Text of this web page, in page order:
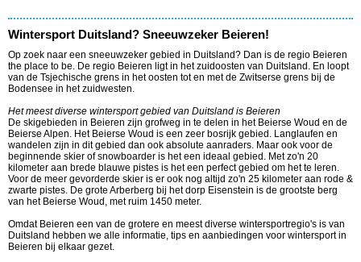
Wintersport Duitsland? Sneeuwzeker Beieren!
Op zoek naar een sneeuwzeker gebied in Duitsland? Dan is de regio Beieren
the place to be. De regio Beieren ligt in het zuidoosten van Duitsland. En loopt
van de Tsjechische grens in het oosten tot en met de Zwitserse grens bij de
Bodensee in het zuidwesten.
Het meest diverse wintersport gebied van Duitsland is Beieren
De skigebieden in Beieren zijn grofweg in te delen in het Beierse Woud en de
Beierse Alpen. Het Beierse Woud is een zeer bosrijk gebied. Langlaufen en
wandelen zijn in dit gebied dan ook absolute aanraders. Maar ook voor de
beginnende skier of snowboarder is het een ideaal gebied. Met zo'n 20
kilometer aan brede blauwe pistes is het een perfect gebied om het te leren.
Voor de meer gevorderde skier is er ook nog altijd zo'n 25 kilometer aan rode &
zwarte pistes. De grote Arberberg bij het dorp Eisenstein is de grootste berg
van het Beierse Woud, met ruim 1450 meter.
Omdat Beieren een van de grotere en meest diverse wintersportregio's is van
Duitsland hebben we alle informatie, tips en aanbiedingen voor wintersport in
Beieren bij elkaar gezet.